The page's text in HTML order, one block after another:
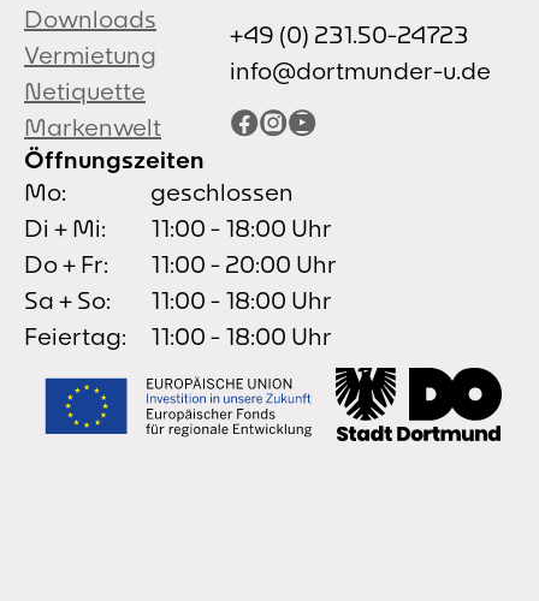
Downloads
Vermietung
Netiquette
Markenwelt
+49 (0) 231.50-24723
info@dortmunder-u.de
Facebook
Instagram
YouTube
Öffnungszeiten
Mo:
geschlossen
Di + Mi:
11:00 - 18:00 Uhr
Do + Fr:
11:00 - 20:00 Uhr
Sa + So:
11:00 - 18:00 Uhr
Feiertag:
11:00 - 18:00 Uhr